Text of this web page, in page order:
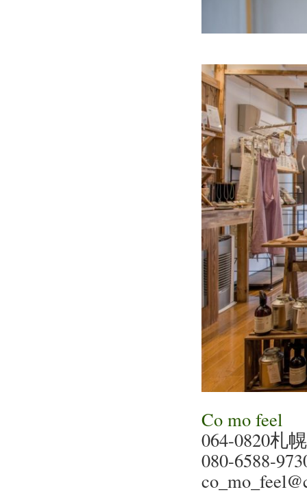
Co mo feel
064-0820札
080-6588-